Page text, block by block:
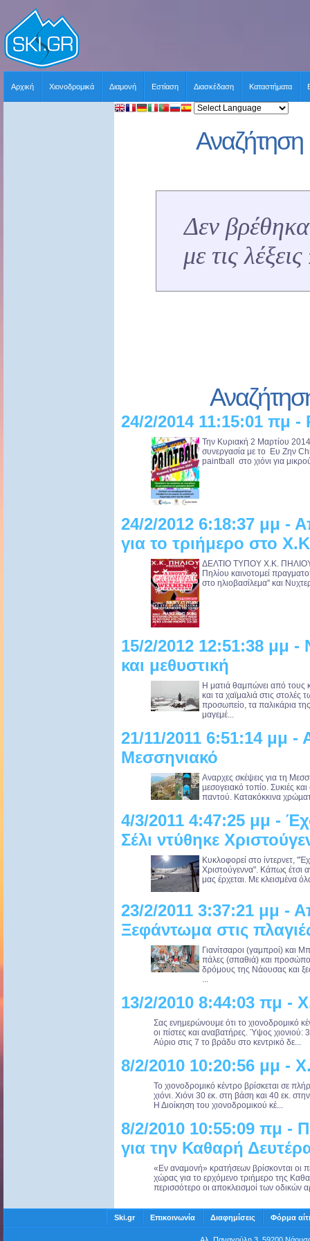
Αρχική Χιονοδρομικά Διαμονή Εστίαση Διασκέδαση Καταστήματα
Αναζήτηση
Δεν
με τις
24/2/2014 11:15:01 πμ
Την Κυριακή 2 Μαρτίου
συνεργασία με το Ευ Ζην
paintball στο χιόνι για
24/2/2012 6:18:37 μμ -
για το τριήμερο στο
ΔΕΛΤΙΟ ΤΥΠΟΥ Χ.Κ. ΠΗΛΙΟΥ
Πηλίου καινοτομεί
στο ηλιοβασίλεμα'' και
15/2/2012 12:51:38 μμ
και μεθυστική
Η ματιά θαμπώνει από τους
και τα χαϊμαλιά στις
προσωπείο, τα παλικάρια
μαγεμέ...
21/11/2011 6:51:14 μμ
Μεσσηνιακό
Αναρχες σκέψεις για τη
µεσογειακό τοπίο. Συκιές
παντού. Κατακόκκινα
4/3/2011 4:47:25 μμ -
Σέλι ντύθηκε
Κυκλοφορεί στο ίντερνετ,
Χριστούγεννα". Κάπως έτσι
μας έρχεται. Με κλεισμένα
23/2/2011 3:37:21 μμ -
Ξεφάντωμα στις
Γιανίτσαροι (γαμπροί) και
πάλες (σπαθιά) και
δρόμους της Νάουσας και
...
13/2/2010 8:44:03 πμ -
Σας ενημερώνουμε ότι το χιονοδρομικό
οι πίστες και αναβατήρες. Ύψος
Αύριο στις 7 το βράδυ στο κεντρικό δε...
8/2/2010 10:20:56 μμ -
Το χιονοδρομικό κέντρο βρίσκεται σε
χιόνι. Χιόνι 30 εκ. στη βάση και 40 εκ.
Η Διοίκηση του χιονοδρομικού κέ...
8/2/2010 10:55:09 πμ -
για την Καθαρή
«Εν αναμονή» κρατήσεων βρίσκονται οι
χώρας για το ερχόμενο τριήμερο της
περισσότερο οι αποκλεισμοί των οδικών
Ski.gr Επικοινωνία Διαφημίσεις Φόρμα